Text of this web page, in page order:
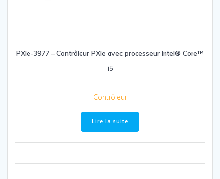
PXIe-3977 – Contrôleur PXIe avec processeur Intel® Core™
i5
Contrôleur
Lire la suite